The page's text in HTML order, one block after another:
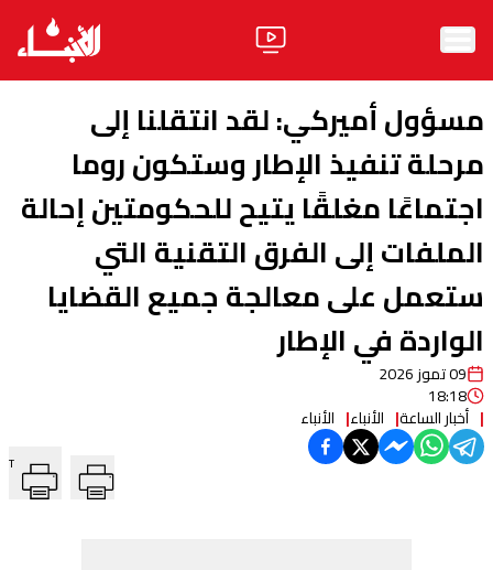
الرئيسية
الأخبار
آراء
فيديو
مواقف
وليد جنبلاطالحزب
ابحث
مسؤول أميركي: لقد انتقلنا إلى
مرحلة تنفيذ الإطار وستكون روما
اجتماعًا مغلقًا يتيح للحكومتين إحالة
الملفات إلى الفرق التقنية التي
ستعمل على معالجة جميع القضايا
الواردة في الإطار
09 تموز 2026
18:18
أخبار الساعة الأنباء الأنباء
T